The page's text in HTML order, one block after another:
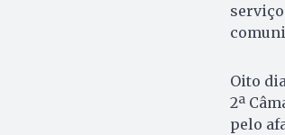
Oito
2ª
pelo